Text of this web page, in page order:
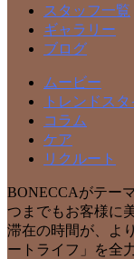
スタッフ一覧
ギャラリー
ブログ
ムービー
トレンドス
コラム
ケア
リクルート
BONECCAがテー
つまでもお客様に
滞在の時間が、よ
ートライフ」を全